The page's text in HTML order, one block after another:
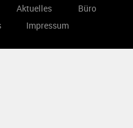
Aktuelles
Büro
Impressum